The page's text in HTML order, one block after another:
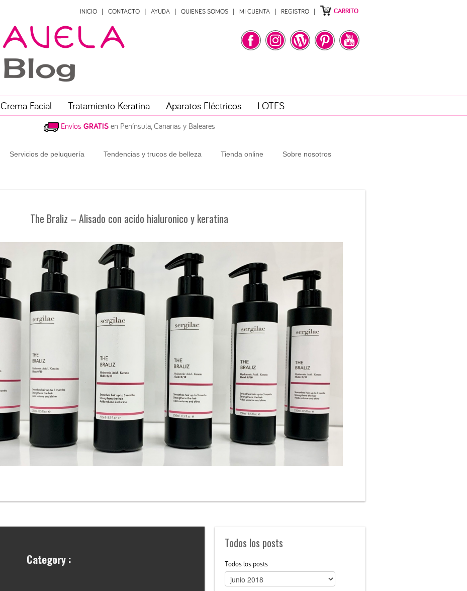
INICIO CONTACTO AYUDA QUIENES SOMOS MI CUENTA REGISTRO CARRITO
Crema Facial Tratamiento Keratina Aparatos Eléctricos LOTES
Envíos GRATISen Península, Canarias y Baleares
Servicios de peluquería Tendencias y trucos de belleza Tienda online Sobre nosotros
The Braliz – Alisado con acido hialuronico y keratina
Category :
Todos los posts
Todos los posts